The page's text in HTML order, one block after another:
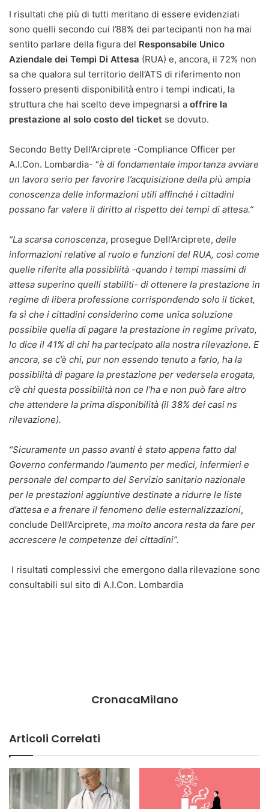
I risultati che più di tutti meritano di essere evidenziati
sono quelli secondo cui l’88% dei partecipanti non ha mai
sentito parlare della figura del Responsabile Unico
Aziendale dei Tempi Di Attesa (RUA) e, ancora, il 72% non
sa che qualora sul territorio dell’ATS di riferimento non
fossero presenti disponibilità entro i tempi indicati, la
struttura che hai scelto deve impegnarsi a offrire la
prestazione al solo costo del ticket se dovuto.
Secondo Betty Dell’Arciprete -Compliance Officer per
A.I.Con. Lombardia- “è di fondamentale importanza avviare
un lavoro serio per favorire l’acquisizione della più ampia
conoscenza delle informazioni utili affinché i cittadini
possano far valere il diritto al rispetto dei tempi di attesa.”
“La scarsa conoscenza, prosegue Dell’Arciprete, delle
informazioni relative al ruolo e funzioni del RUA, così come
quelle riferite alla possibilità -quando i tempi massimi di
attesa superino quelli stabiliti- di ottenere la prestazione in
regime di libera professione corrispondendo solo il ticket,
fa sì che i cittadini considerino come unica soluzione
possibile quella di pagare la prestazione in regime privato,
lo dice il 41% di chi ha partecipato alla nostra rilevazione. E
ancora, se c’è chi, pur non essendo tenuto a farlo, ha la
possibilità di pagare la prestazione per vedersela erogata,
c’è chi questa possibilità non ce l’ha e non può fare altro
che attendere la prima disponibilità (il 38% dei casi ns
rilevazione).
“Sicuramente un passo avanti è stato appena fatto dal
Governo confermando l’aumento per medici, infermieri e
personale del comparto del Servizio sanitario nazionale
per le prestazioni aggiuntive destinate a ridurre le liste
d’attesa e a frenare il fenomeno delle esternalizzazioni,
conclude Dell’Arciprete, ma molto ancora resta da fare per
accrescere le competenze dei cittadini”.
I risultati complessivi che emergono dalla rilevazione sono
consultabili sul sito di A.I.Con. Lombardia
CronacaMilano
Articoli Correlati